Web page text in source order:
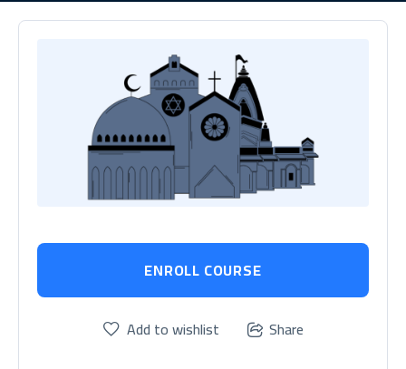
ENROLL COURSE
Add to wishlist Share